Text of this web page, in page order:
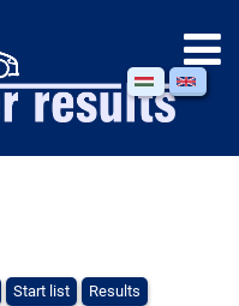
Start list
Results